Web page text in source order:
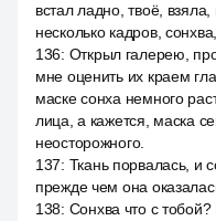
встал ладно, твоё,
несколько кадров,
136: Открыл галерею,
мне оценить их краем
маске сонха немного
лица, a кажется, маска
неосторожного.
137: Ткань порвалась, и
прежде чем она
138: Сонхва что с